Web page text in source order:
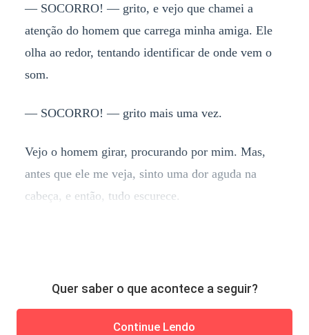
— SOCORRO! — grito, e vejo que chamei a
atenção do homem que carrega minha amiga. Ele
olha ao redor, tentando identificar de onde vem o
som.
— SOCORRO! — grito mais uma vez.
Vejo o homem girar, procurando por mim. Mas,
antes que ele me veja, sinto uma dor aguda na
cabeça, e então, tudo escurece.
Quer saber o que acontece a seguir?
Continue Lendo